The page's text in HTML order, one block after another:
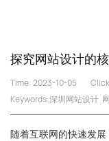
探究网站设计的
Time: 2023-10-05
Keywords:深圳网站设计
随着互联网的快速发